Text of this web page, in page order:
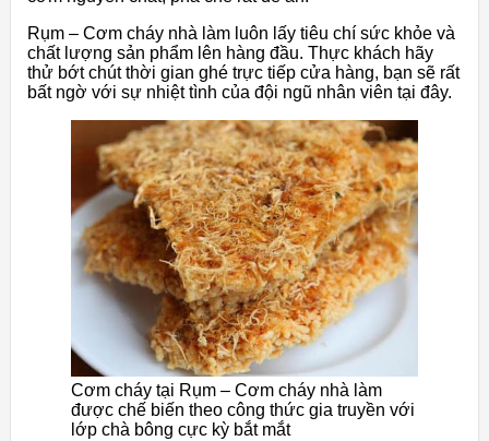
Rụm – Cơm cháy nhà làm luôn lấy tiêu chí sức khỏe và
chất lượng sản phẩm lên hàng đầu. Thực khách hãy
thử bớt chút thời gian ghé trực tiếp cửa hàng, bạn sẽ rất
bất ngờ với sự nhiệt tình của đội ngũ nhân viên tại đây.
Cơm cháy tại Rụm – Cơm cháy nhà làm
được chế biến theo công thức gia truyền với
lớp chà bông cực kỳ bắt mắt